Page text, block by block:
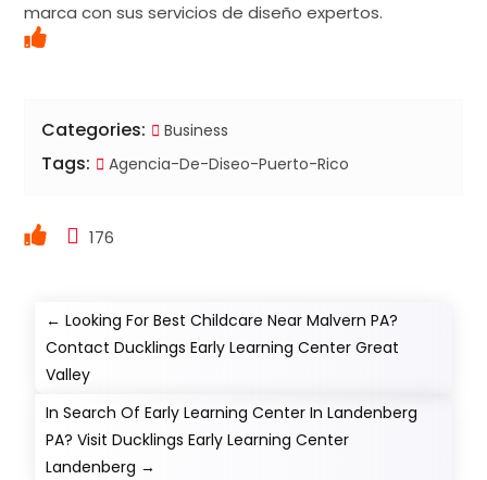
marca con sus servicios de diseño expertos.
Categories: Business
Tags: Agencia-De-Diseo-Puerto-Rico
176
←Looking For Best Childcare Near Malvern PA?
Contact Ducklings Early Learning Center Great
Valley
In Search Of Early Learning Center In Landenberg
PA? Visit Ducklings Early Learning Center
Landenberg →